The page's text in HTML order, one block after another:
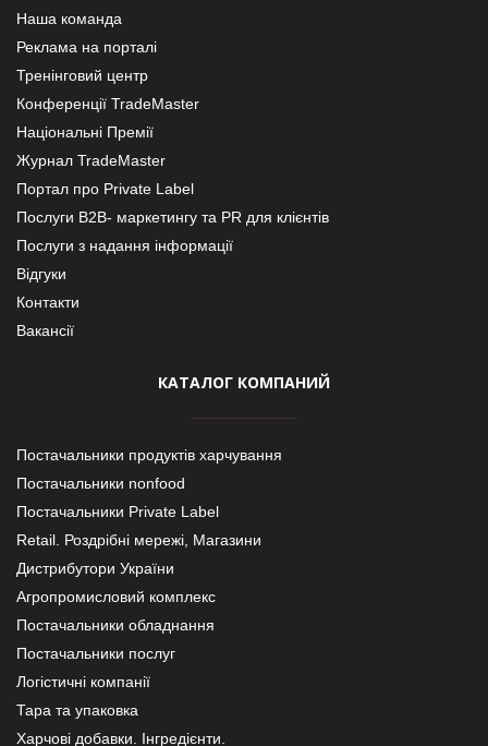
Наша команда
Реклама на порталі
Тренінговий центр
Конференції TradeMaster
Національні Премії
Журнал TradeMaster
Портал про Private Label
Послуги В2В- маркетингу та PR для клієнтів
Послуги з надання інформації
Відгуки
Контакти
Вакансії
КАТАЛОГ КОМПАНИЙ
Постачальники продуктів харчування
Постачальники nonfood
Постачальники Private Label
Retail. Роздрібні мережі, Магазини
Дистрибутори України
Агропромисловий комплекс
Постачальники обладнання
Постачальники послуг
Логістичні компанії
Тара та упаковка
Харчові добавки. Інгредієнти.